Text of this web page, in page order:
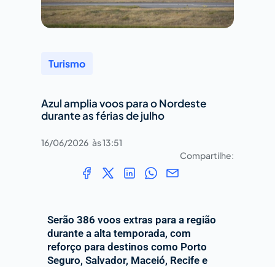
Turismo
Azul amplia voos para o Nordeste
durante as férias de julho
16/06/2026 às13:51
Compartilhe:
Serão 386 voos extras para a região
durante a alta temporada, com
reforço para destinos como Porto
Seguro, Salvador, Maceió, Recife e